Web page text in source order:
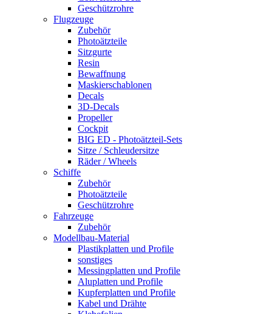
Geschützrohre
Flugzeuge
Zubehör
Photoätzteile
Sitzgurte
Resin
Bewaffnung
Maskierschablonen
Decals
3D-Decals
Propeller
Cockpit
BIG ED - Photoätzteil-Sets
Sitze / Schleudersitze
Räder / Wheels
Schiffe
Zubehör
Photoätzteile
Geschützrohre
Fahrzeuge
Zubehör
Modellbau-Material
Plastikplatten und Profile
sonstiges
Messingplatten und Profile
Aluplatten und Profile
Kupferplatten und Profile
Kabel und Drähte